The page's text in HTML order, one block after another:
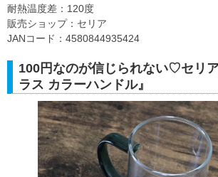
耐熱温度差：120度
販売ショップ：セリア
JANコード：4580844935424
100円なのが信じられない♡セリ
ラス カラーハンドル』